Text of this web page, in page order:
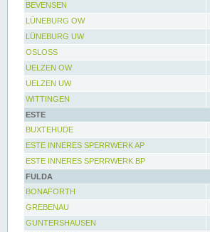
BEVENSEN
LÜNEBURG OW
LÜNEBURG UW
OSLOSS
UELZEN OW
UELZEN UW
WITTINGEN
ESTE
BUXTEHUDE
ESTE INNERES SPERRWERK AP
ESTE INNERES SPERRWERK BP
FULDA
BONAFORTH
GREBENAU
GUNTERSHAUSEN